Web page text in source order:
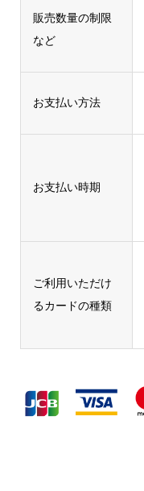
販売数量の制限
など
お支払い方法
お支払い時期
ご利用いただけ
るカードの種類